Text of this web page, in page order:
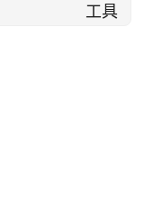
工具